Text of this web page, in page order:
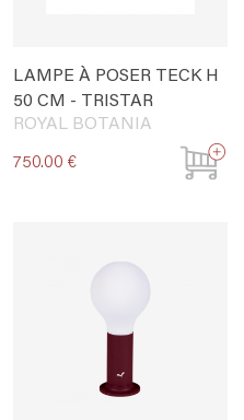
LAMPE À POSER TECK H
50 CM - TRISTAR
ROYAL BOTANIA
750.00 €